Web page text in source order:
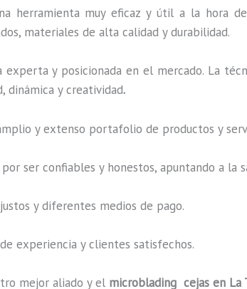
herramienta muy eficaz y útil a la hora
materiales de alta calidad y durabilidad.
experta y posicionada en el mercado. La
dinámica y creatividad.
y extenso portafolio de productos y
por ser confiables y honestos, apuntando a
y diferentes medios de pago.
experiencia y clientes satisfechos.
mejor aliado y el microblading cejas en La